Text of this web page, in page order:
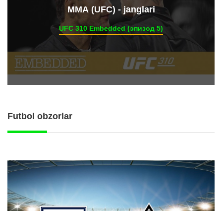
ММА (UFC) - janglari
UFC 310 Embedded (эпизод 5)
Futbol obzorlar